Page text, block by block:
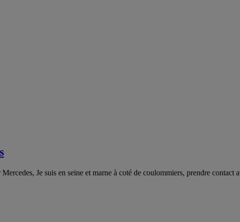
Je suis en seine et marne à coté de coulommiers, prendre contact